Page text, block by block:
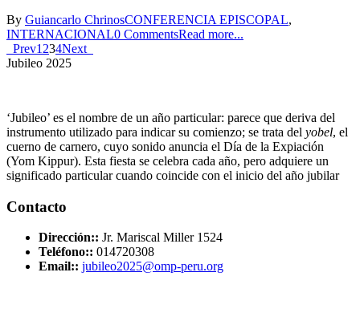
By Guiancarlo ChrinosCONFERENCIA EPISCOPAL,
INTERNACIONAL0 CommentsRead more...
Prev1 234Next
Jubileo 2025
‘Jubileo’ es el nombre de un año particular: parece que deriva del
instrumento utilizado para indicar su comienzo; se trata del yobel, el
cuerno de carnero, cuyo sonido anuncia el Día de la Expiación
(Yom Kippur). Esta fiesta se celebra cada año, pero adquiere un
significado particular cuando coincide con el inicio del año jubilar
Contacto
Dirección:: Jr. Mariscal Miller 1524
Teléfono:: 014720308
Email:: jubileo2025@omp-peru.org